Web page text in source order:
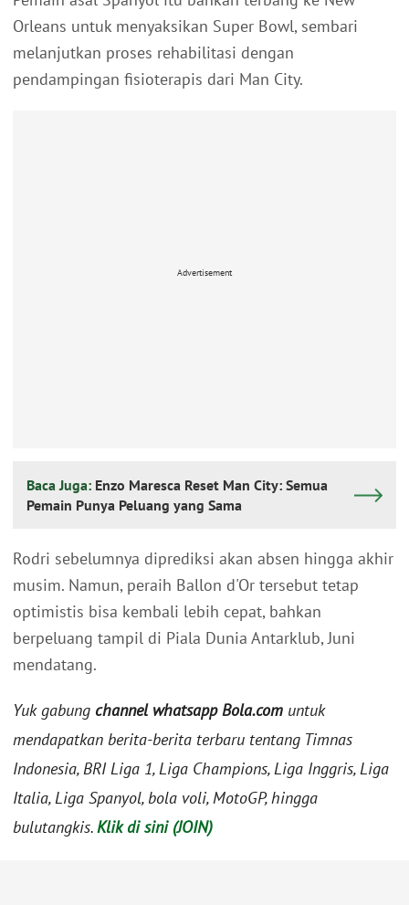
Orleans untuk menyaksikan Super Bowl, sembari
melanjutkan proses rehabilitasi dengan
pendampingan fisioterapis dari Man City.
Advertisement
Baca Juga: Enzo Maresca Reset Man City: Semua
Pemain Punya Peluang yang Sama
Rodri sebelumnya diprediksi akan absen hingga akhir
musim. Namun, peraih Ballon d'Or tersebut tetap
optimistis bisa kembali lebih cepat, bahkan
berpeluang tampil di Piala Dunia Antarklub, Juni
mendatang.
Yuk gabung channel whatsapp Bola.com untuk
mendapatkan berita-berita terbaru tentang Timnas
Indonesia, BRI Liga 1, Liga Champions, Liga Inggris, Liga
Italia, Liga Spanyol, bola voli, MotoGP, hingga
bulutangkis.Klik di sini (JOIN)